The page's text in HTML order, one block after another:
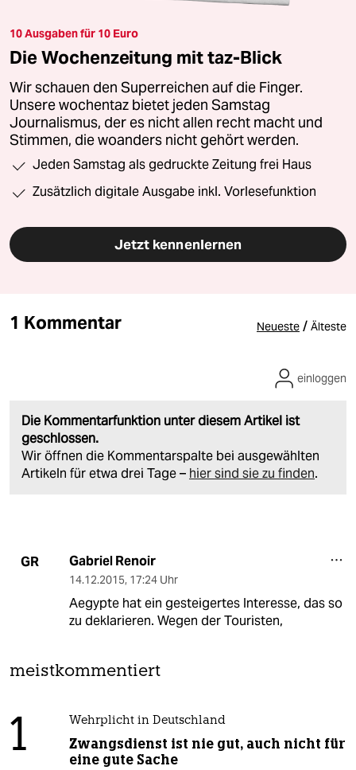
10 Ausgaben für 10 Euro
Die Wochenzeitung mit taz-Blick
Wir schauen den Superreichen auf die Finger.
Unsere wochentaz bietet jeden Samstag
Journalismus, der es nicht allen recht macht und
Stimmen, die woanders nicht gehört werden.
Jeden Samstag als gedruckte Zeitung frei Haus
Zusätzlich digitale Ausgabe inkl. Vorlesefunktion
Jetzt kennenlernen
1 Kommentar Neueste / Älteste
Die Kommentarfunktion unter diesem Artikel ist
geschlossen.
Wir öffnen die Kommentarspalte bei ausgewählten
Artikeln für etwa drei Tage – hier sind sie zu finden.
einloggen
GR Gabriel Renoir
14.12.2015, 17:24 Uhr
Aegypte hat ein gesteigertes Interesse, das so
zu deklarieren. Wegen der Touristen,
meistkommentiert
1 Wehrplicht in Deutschland
Zwangsdienst ist nie gut, auch nicht für
eine gute Sache